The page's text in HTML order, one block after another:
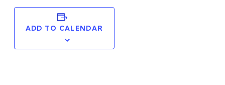
ADD TO CALENDAR